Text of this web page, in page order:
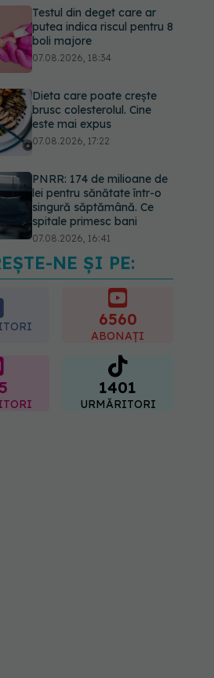
Testul din deget care ar
putea indica riscul pentru 8
boli majore
07.08.2026, 18:34
Dieta care poate crește
brusc colesterolul. Cine
este mai expus
07.08.2026, 17:22
PNRR: 174 de milioane de
lei pentru sănătate într-o
singură săptămână. Ce
spitale primesc bani
07.08.2026, 16:41
Ce spune culoarea ta
preferată despre vârsta
pe care o ai. Care este
"codul cromatic" al
NE ȘI PE:
6560
ABONAȚI
1401
URMĂRITORI